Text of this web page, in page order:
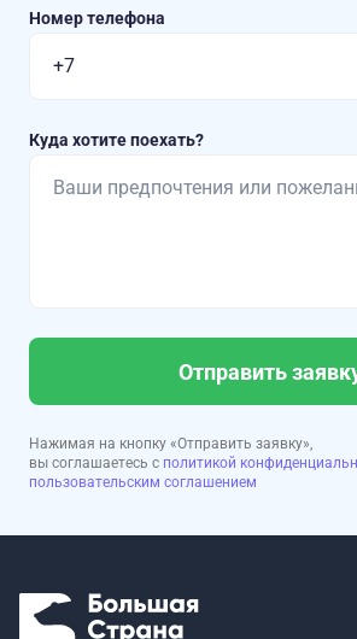
Номер телефона
Куда хотите поехать?
Отправить
Нажимая на кнопку «Отправить заявку»,
вы соглашаетесь с политикой
пользовательским соглашением